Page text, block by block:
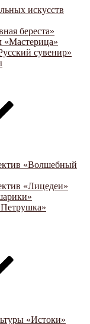
искусств
береста»
«Мастерица»
сувенир»
«Волшебный
«Лицедеи»
«Истоки»